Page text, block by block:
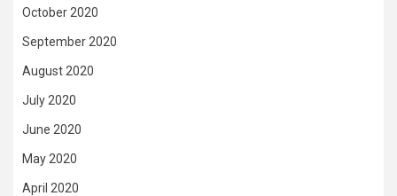
October 2020
September 2020
August 2020
July 2020
June 2020
May 2020
April 2020